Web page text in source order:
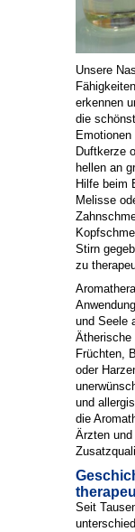
Unsere
erkennen
die
Duftkerze
hellen an
Hilfe beim
Melisse
Stirn
zu
und Seele
Ätherische
Früchten,
oder
und
die
Ärzten
Seit